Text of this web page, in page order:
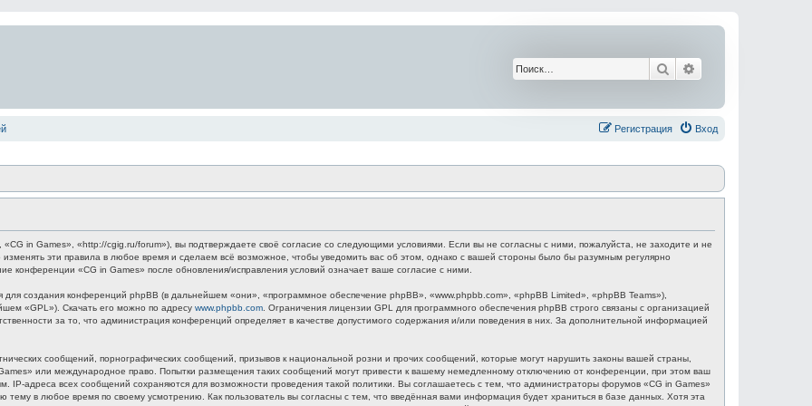
Поиск
Вход
Регистрация
in Games», «http://cgig.ru/forum»), вы подтверждаете своё согласие со следующими условиями. Если вы не согласны с ними, пожалуйста, не заходите и не
эти правила в любое время и сделаем всё возможное, чтобы уведомить вас об этом, однако с вашей стороны было бы разумным регулярно
конференции «CG in Games» после обновления/исправления условий означает ваше согласие с ними.
создания конференций phpBB (в дальнейшем «они», «программное обеспечение phpBB», «www.phpbb.com», «phpBB Limited», «phpBB Teams»),
«GPL»). Скачать его можно по адресу www.phpbb.com . Ограничения лицензии GPL для программного обеспечения phpBB строго связаны с организацией
за то, что администрация конференций определяет в качестве допустимого содержания и/или поведения в них. За дополнительной информацией
сообщений, порнографических сообщений, призывов к национальной розни и прочих сообщений, которые могут нарушить законы вашей страны,
или международное право. Попытки размещения таких сообщений могут привести к вашему немедленному отключению от конференции, при этом ваш
IP-адреса всех сообщений сохраняются для возможности проведения такой политики. Вы соглашаетесь с тем, что администраторы форумов «CG in Games»
тему в любое время по своему усмотрению. Как пользователь вы согласны с тем, что введённая вами информация будет храниться в базе данных. Хотя эта